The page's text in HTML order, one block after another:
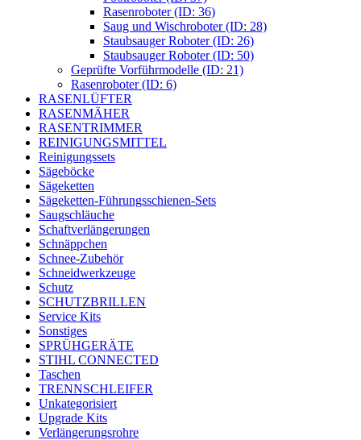
Rasenroboter (ID: 36)
Saug und Wischroboter (ID: 28)
Staubsauger Roboter (ID: 26)
Staubsauger Roboter (ID: 50)
Geprüfte Vorführmodelle (ID: 21)
Rasenroboter (ID: 6)
RASENLÜFTER
RASENMÄHER
RASENTRIMMER
REINIGUNGSMITTEL
Reinigungssets
Sägeböcke
Sägeketten
Sägeketten-Führungsschienen-Sets
Saugschläuche
Schaftverlängerungen
Schnäppchen
Schnee-Zubehör
Schneidwerkzeuge
Schutz
SCHUTZBRILLEN
Service Kits
Sonstiges
SPRÜHGERÄTE
STIHL CONNECTED
Taschen
TRENNSCHLEIFER
Unkategorisiert
Upgrade Kits
Verlängerungsrohre